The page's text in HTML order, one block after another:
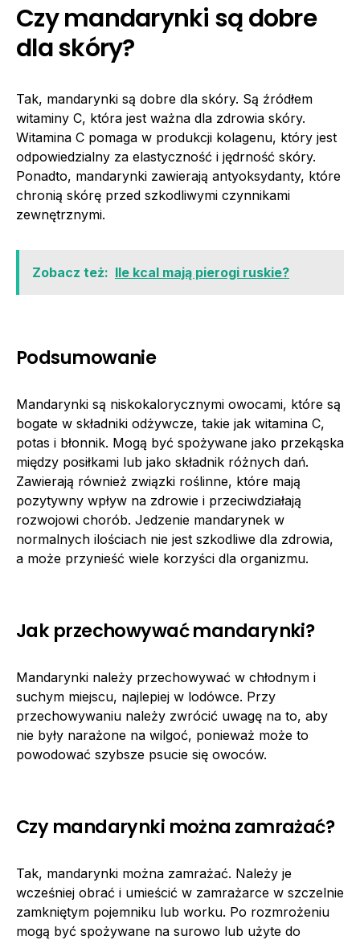
Czy mandarynki są dobre
dla skóry?
Tak, mandarynki są dobre dla skóry. Są źródłem
witaminy C, która jest ważna dla zdrowia skóry.
Witamina C pomaga w produkcji kolagenu, który jest
odpowiedzialny za elastyczność i jędrność skóry.
Ponadto, mandarynki zawierają antyoksydanty, które
chronią skórę przed szkodliwymi czynnikami
zewnętrznymi.
Zobacz też: Ile kcal mają pierogi ruskie?
Podsumowanie
Mandarynki są niskokalorycznymi owocami, które są
bogate w składniki odżywcze, takie jak witamina C,
potas i błonnik. Mogą być spożywane jako przekąska
między posiłkami lub jako składnik różnych dań.
Zawierają również związki roślinne, które mają
pozytywny wpływ na zdrowie i przeciwdziałają
rozwojowi chorób. Jedzenie mandarynek w
normalnych ilościach nie jest szkodliwe dla zdrowia,
a może przynieść wiele korzyści dla organizmu.
Jak przechowywać mandarynki?
Mandarynki należy przechowywać w chłodnym i
suchym miejscu, najlepiej w lodówce. Przy
przechowywaniu należy zwrócić uwagę na to, aby
nie były narażone na wilgoć, ponieważ może to
powodować szybsze psucie się owoców.
Czy mandarynki można zamrażać?
Tak, mandarynki można zamrażać. Należy je
wcześniej obrać i umieścić w zamrażarce w szczelnie
zamkniętym pojemniku lub worku. Po rozmrożeniu
mogą być spożywane na surowo lub użyte do